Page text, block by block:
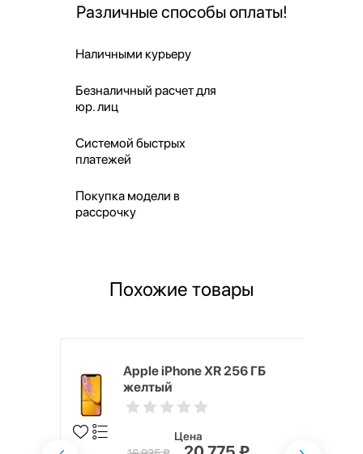
Различные способы оплаты!
Наличными курьеру
Безналичный расчет для
юр. лиц
Системой быстрых
платежей
Покупка модели в
рассрочку
Похожие товары
Apple iPhone XR 256 ГБ
желтый
Цена